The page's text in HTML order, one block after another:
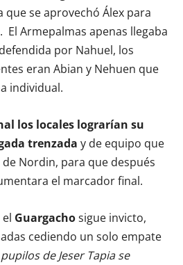
que se aprovechó Álex para
Armepalmas apenas llegaba
por Nahuel, los
eran Abian y Nehuen que
individual.
los locales lograrían su
trenzada y de equipo que
Nordin, para que después
el marcador final.
Guargachosigue invicto,
cediendo un solo empate
de Jeser Tapia se